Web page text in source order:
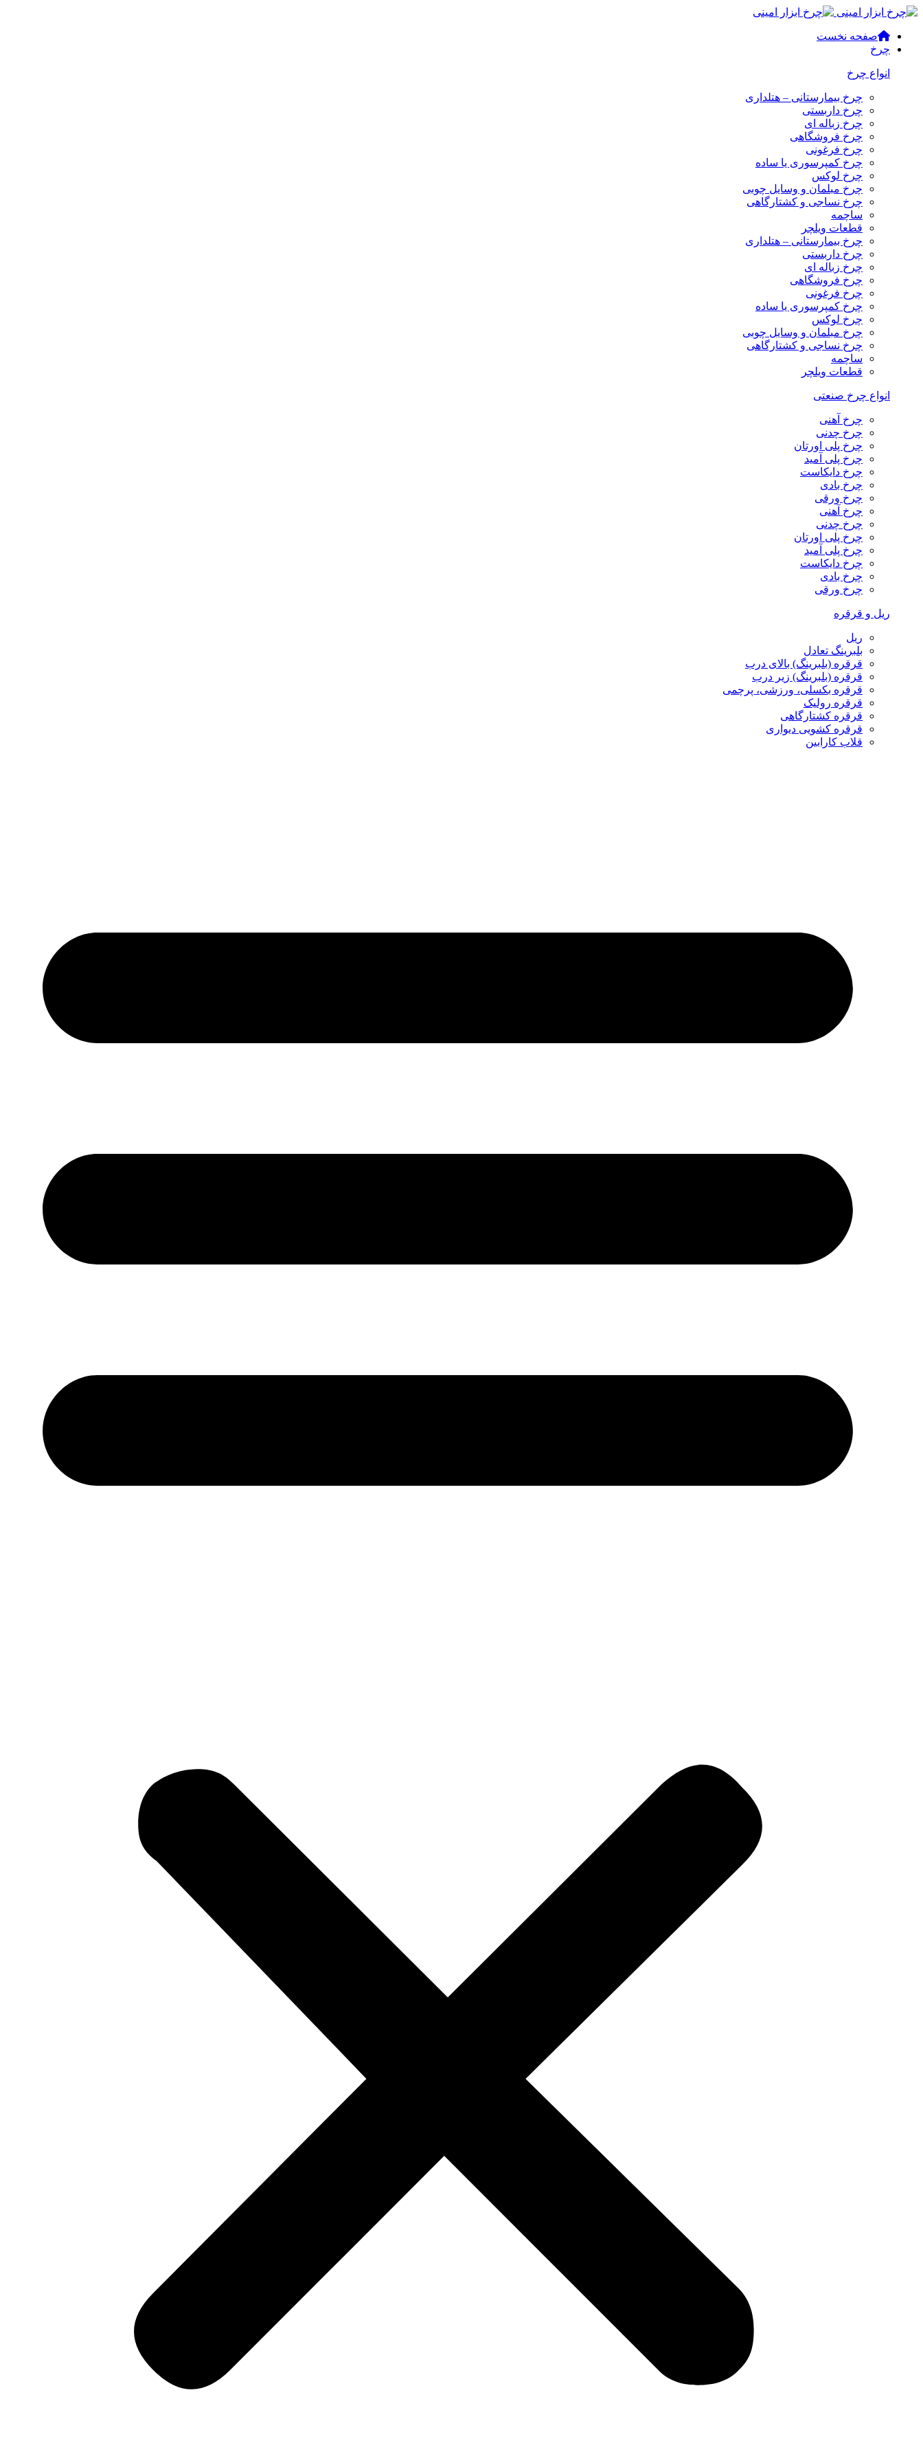
صفحه نخست
چرخ
انواع چرخ
چرخ بیمارستانی – هتلداری
چرخ داربستی
چرخ زباله ای
چرخ فروشگاهی
چرخ فرغونی
چرخ کمپرسوری یا ساده
چرخ لوکس
چرخ مبلمان و وسایل چوبی
چرخ نساجی و کشتارگاهی
ساچمه
قطعات ویلچر
چرخ بیمارستانی – هتلداری
چرخ داربستی
چرخ زباله ای
چرخ فروشگاهی
چرخ فرغونی
چرخ کمپرسوری یا ساده
چرخ لوکس
چرخ مبلمان و وسایل چوبی
چرخ نساجی و کشتارگاهی
ساچمه
قطعات ویلچر
انواع چرخ صنعتی
چرخ آهنی
چرخ چدنی
چرخ پلی اورتان
چرخ پلی آمید
چرخ دایکاست
چرخ بادی
چرخ ورقی
چرخ آهنی
چرخ چدنی
چرخ پلی اورتان
چرخ پلی آمید
چرخ دایکاست
چرخ بادی
چرخ ورقی
ریل و قرقره
ریل
بلبرینگ تعادل
قرقره (بلبرینگ) بالای درب
قرقره (بلبرینگ) زیر درب
قرقره بکسلی، ورزشی، پرچمی
قرقره رولیک
قرقره کشتارگاهی
قرقره کشویی دیواری
قلاب کارابین